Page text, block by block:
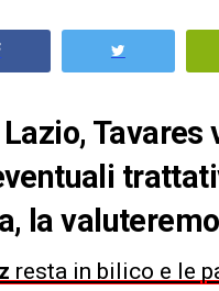
Tavares
la
resta in bilico e le